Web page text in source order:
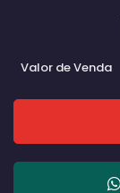
Valor de Venda